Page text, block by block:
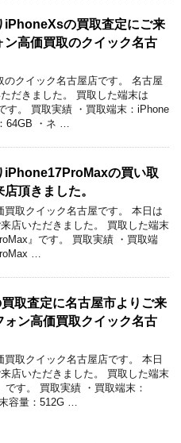
iPhoneXsの買取査定にご来
ン高価買取のクイック名古
のクイック名古屋店です。 名古屋
だきました。 買取した端末は
す。 買取実績 ・買取端末：iPhone
64GB ・ネ …
iPhone17ProMaxの買い取
頂きました。
買取クイック名古屋です。 本日は
店いただきました。 買取した端末
』です。 買取実績 ・買取端
…
取査定に名古屋市よりご来
ォン高価買取クイック名古
買取クイック名古屋店です。 本日
店いただきました。 買取した端末
です。 買取実績 ・買取端末：
容量：512G …